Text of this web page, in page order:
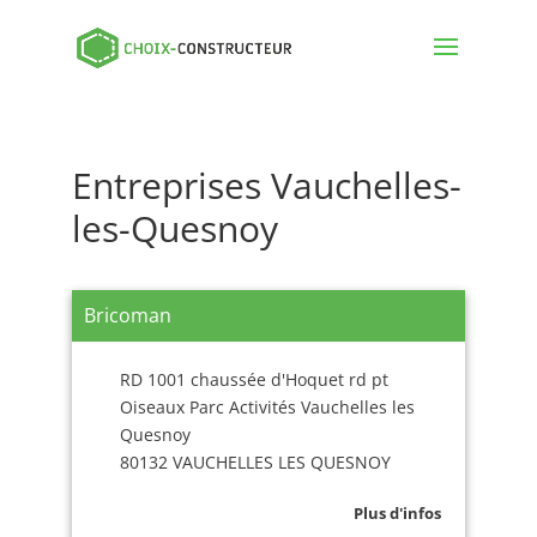
Entreprises Vauchelles-
les-Quesnoy
Bricoman
RD 1001 chaussée d'Hoquet rd pt
Oiseaux Parc Activités Vauchelles les
Quesnoy
80132 VAUCHELLES LES QUESNOY
Plus d'infos